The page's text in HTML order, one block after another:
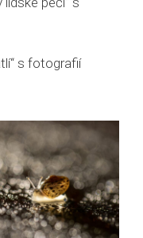
s fotografií